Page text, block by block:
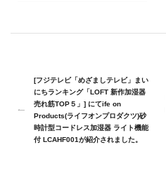
[フジテレビ「めざましテレビ」まい
にちランキング「LOFT 新作加湿器
売れ筋TOP５」] にてife on
Products(ライフオンプロダクツ)砂
時計型コードレス加湿器 ライト機能
付 LCAHF001が紹介されました。